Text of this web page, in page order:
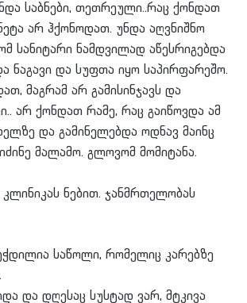
საბნები, თეთრეული..რაც ქონდათ
არ ჰქონოდათ. უნდა აღვნიშნო
სანიტარი ნამდვილად აწესრიგებდა
ნაგავი და სუფთა იყო საპირფარეშო.
მაგრამ არ გამისინჯავს და
არ ქონდათ რამე, რაც გაიწოვდა ამ
და გამინელებდა ოდნავ მაინც
მალამო. გლოვომ მომიტანა.
ნებით. ჯანმრთელობას
საწოლი, რომელიც კარებზე
და დღესაც სუსტად ვარ, მტკივა